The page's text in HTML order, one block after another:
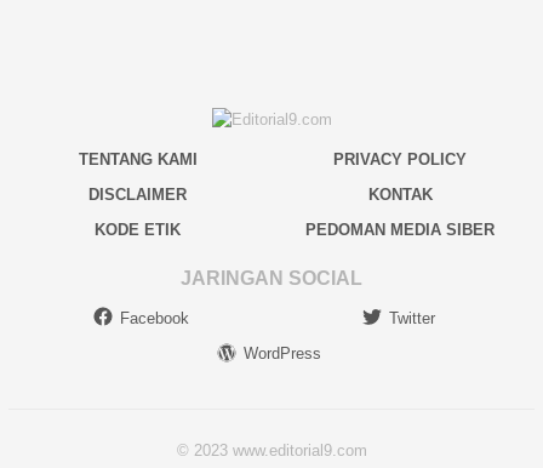
TENTANG KAMI
PRIVACY POLICY
DISCLAIMER
KONTAK
KODE ETIK
PEDOMAN MEDIA SIBER
JARINGAN SOCIAL
Facebook
Twitter
WordPress
© 2023 www.editorial9.com